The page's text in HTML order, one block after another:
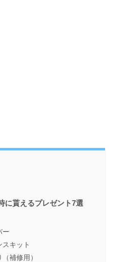
に貰えるプレゼント7選
ー
キット
補修用）